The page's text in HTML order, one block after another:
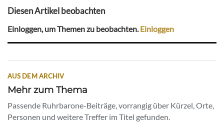
Diesen Artikel beobachten
Einloggen, um Themen zu beobachten.Einloggen
AUS DEM ARCHIV
Mehr zum Thema
Passende Ruhrbarone-Beiträge, vorrangig über Kürzel, Orte,
Personen und weitere Treffer im Titel gefunden.